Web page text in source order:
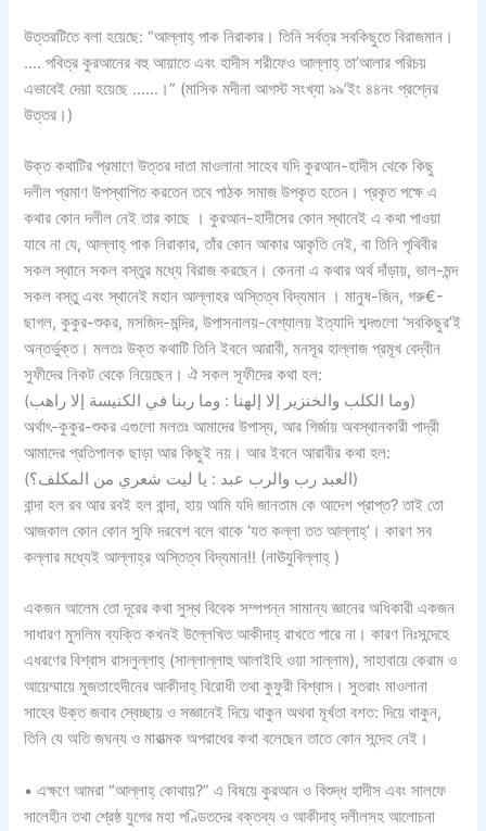
উত্তরটিতে বলা হয়েছে: “আল্লাহ্‌ পাক নিরাকার। তিনি সর্বত্র সবকিছুতে বিরাজমান।
…. পবিত্র কুরআনের বহু আয়াতে এবং হাদীস শরীফেও আল্লাহ্‌ তা’আলার পরিচয়
এভাবেই দেয়া হয়েছে ……।” (মাসিক মদীনা আগস্ট সংখ্যা ৯৯’ইং ৪৪নং প্রশ্নের
উত্তর।)
উক্ত কথাটির প্রমাণে উত্তর দাতা মাওলানা সাহেব যদি কুরআন-হাদীস থেকে কিছু
দলীল প্রমাণ উপস্থাপিত করতেন তবে পাঠক সমাজ উপকৃত হতেন। প্রকৃত পক্ষে এ
কথার কোন দলীল নেই তার কাছে । কুরআন-হাদীসের কোন স্থানেই এ কথা পাওয়া
যাবে না যে, আল্লাহ্‌ পাক নিরাকার, তাঁর কোন আকার আকৃতি নেই, বা তিনি পৃথিবীর
সকল স্থানে সকল বস্তুর মধ্যে বিরাজ করছেন। কেননা এ কথার অর্থ দাঁড়ায়, ভাল-মন্দ
সকল বস্তু এবং স্থানেই মহান আল্লাহর অস্তিত্ব বিদ্যমান । মানুষ-জিন, গরু€-
ছাগল, কুকুর-শুকর, মসজিদ-মন্দির, উপাসনালয়-বেশ্যালয় ইত্যাদি শব্দগুলো ‘সবকিছুর’ই
অন্তর্ভুক্ত। মলতঃ উক্ত কথাটি তিনি ইবনে আরাবী, মনসূর হাল্লাজ প্রমূখ বেদ্বীন
সুফীদের নিকট থেকে নিয়েছেন। ঐ সকল সূফীদের কথা হল:
(وما الكلب والخنزير إلا إلهنا : وما ربنا في الكنيسة إلا راهب)
অর্থাৎ-কুকুর-শুকর এগুলো মলতঃ আমাদের উপাস্য, আর গির্জায় অবস্থানকারী পাদ্রী
আমাদের প্রতিপালক ছাড়া আর কিছুই নয়। আর ইবনে আরাবীর কথা হল:
(العبد رب والرب عبد : يا ليت شعري من المكلف؟)
বান্দা হল রব আর রবই হল বান্দা, হায় আমি যদি জানতাম কে আদেশ প্রাপ্ত? তাই তো
আজকাল কোন কোন সুফি দরবেশ বলে থাকে ‘যত কল্লা তত আল্লাহ্‌’। কারণ সব
কল্লার মধ্যেই আল্লাহ্‌র অস্তিত্ব বিদ্যমান!! (নাঊযুবিল্লাহ্ )
একজন আলেম তো দূরের কথা সুস্থ বিবেক সম্পপন্ন সামান্য জ্ঞানের অধিকারী একজন
সাধারণ মুসলিম ব্যক্তি কখনই উল্লেখিত আকীদাহ্ রাখতে পারে না। কারণ নিঃসন্দেহে
এধরণের বিশ্বাস রাসলুল্লাহ্ (সাল্লাল্লাহু আলাইহি ওয়া সাল্লাম), সাহাবায়ে কেরাম ও
আয়েম্মায়ে মুজতাহেদীনের আকীদাহ্ বিরোধী তথা কুফুরী বিশ্বাস। সুতরাং মাওলানা
সাহেব উক্ত জবাব স্বেচ্ছায় ও সজ্ঞানেই দিয়ে থাকুন অথবা মূর্খতা বশত: দিয়ে থাকুন,
তিনি যে অতি জঘন্য ও মারাত্মক অপরাধের কথা বলেছেন তাতে কোন সন্দেহ নেই।
• এক্ষণে আমরা “আল্লাহ্‌ কোথায়?” এ বিষয়ে কুরআন ও বিশুদ্ধ হাদীস এবং সালফে
সালেহীন তথা শ্রেষ্ঠ যুগের মহা পণ্ডিতদের বক্তব্য ও আকীদাহ্ দলীলসহ আলোচনা